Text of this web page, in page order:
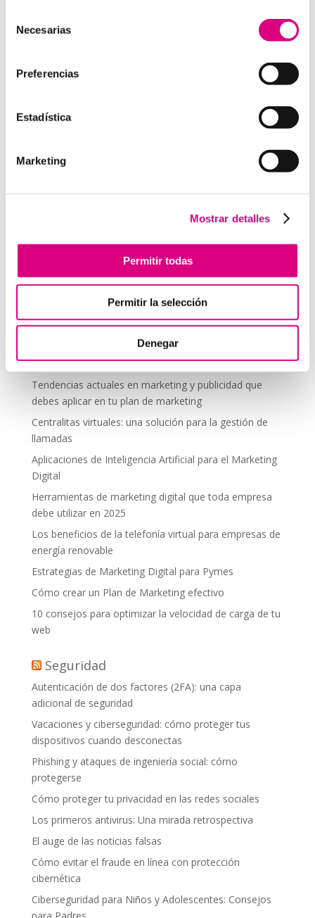
Necesarias
Preferencias
Estadística
Marketing
Mostrar detalles
Permitir todas
Permitir la selección
Denegar
negocio. Telefonía Virtual, Antivirus y Seguridad,
excelente. Puedes contactar con nosotros en el 900
Telefonía Virtual
Interfonos IP para aerogeneradores: comunicación
segura en altura
Telefonía virtual para el trabajo remoto: comunícate
desde donde estés
Tendencias actuales en marketing y publicidad que
debes aplicar en tu plan de marketing
Centralitas virtuales: una solución para la gestión de
llamadas
Aplicaciones de Inteligencia Artificial para el Marketing
Digital
Herramientas de marketing digital que toda empresa
debe utilizar en 2025
Los beneficios de la telefonía virtual para empresas de
energía renovable
Estrategias de Marketing Digital para Pymes
Cómo crear un Plan de Marketing efectivo
10 consejos para optimizar la velocidad de carga de tu
web
Seguridad
Autenticación de dos factores (2FA): una capa
adicional de seguridad
Vacaciones y ciberseguridad: cómo proteger tus
dispositivos cuando desconectas
Phishing y ataques de ingeniería social: cómo
protegerse
Cómo proteger tu privacidad en las redes sociales
Los primeros antivirus: Una mirada retrospectiva
El auge de las noticias falsas
Cómo evitar el fraude en línea con protección
cibernética
Ciberseguridad para Niños y Adolescentes: Consejos
para Padres